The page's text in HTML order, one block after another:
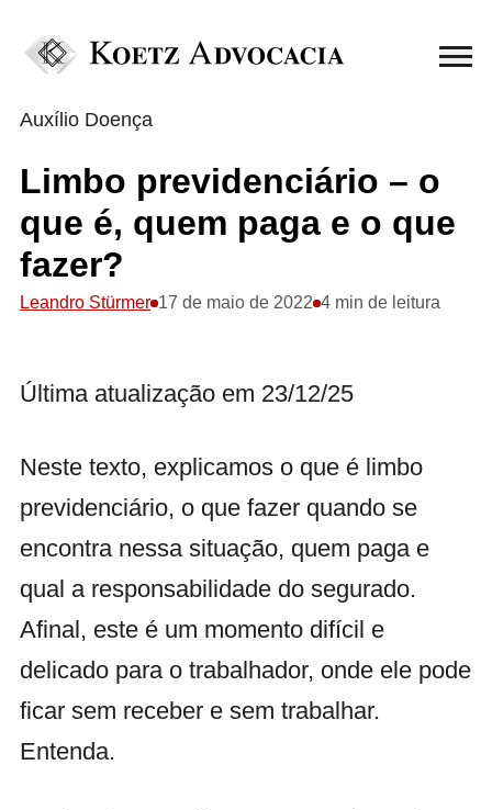
Auxílio Doença
Limbo previdenciário – o
que é, quem paga e o que
fazer?
Leandro Stürmer 17 de maio de 2022 4 min de leitura
Última atualização em 23/12/25
Neste texto, explicamos o que é limbo
previdenciário, o que fazer quando se
encontra nessa situação, quem paga e
qual a responsabilidade do segurado.
Afinal, este é um momento difícil e
delicado para o trabalhador, onde ele pode
ficar sem receber e sem trabalhar.
Entenda.